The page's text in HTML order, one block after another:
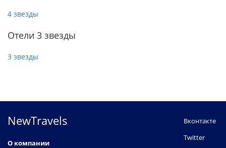
4 звезды
Отели 3 звезды
3 звезды
NewTravels
О компании
Вконтакте
Twitter